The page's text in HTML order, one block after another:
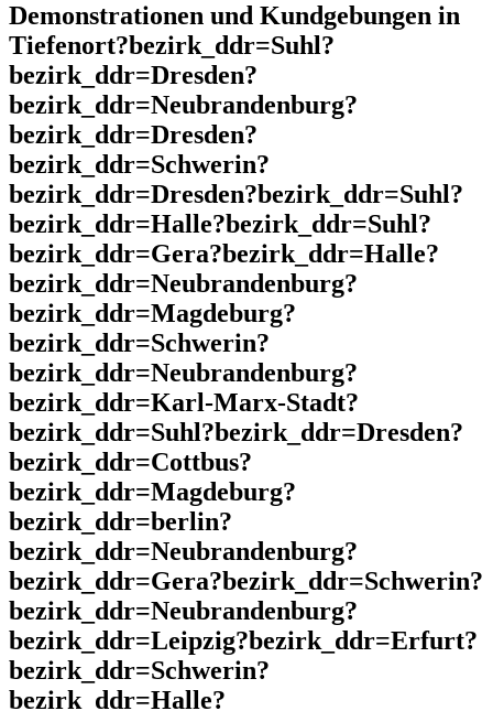
Demonstrationen und Kundgebungen in
Tiefenort?bezirk_ddr=Suhl?
bezirk_ddr=Dresden?
bezirk_ddr=Neubrandenburg?
bezirk_ddr=Dresden?
bezirk_ddr=Schwerin?
bezirk_ddr=Dresden?bezirk_ddr=Suhl?
bezirk_ddr=Halle?bezirk_ddr=Suhl?
bezirk_ddr=Gera?bezirk_ddr=Halle?
bezirk_ddr=Neubrandenburg?
bezirk_ddr=Magdeburg?
bezirk_ddr=Schwerin?
bezirk_ddr=Neubrandenburg?
bezirk_ddr=Karl-Marx-Stadt?
bezirk_ddr=Suhl?bezirk_ddr=Dresden?
bezirk_ddr=Cottbus?
bezirk_ddr=Magdeburg?
bezirk_ddr=berlin?
bezirk_ddr=Neubrandenburg?
bezirk_ddr=Gera?bezirk_ddr=Schwerin?
bezirk_ddr=Neubrandenburg?
bezirk_ddr=Leipzig?bezirk_ddr=Erfurt?
bezirk_ddr=Schwerin?
bezirk_ddr=Halle?